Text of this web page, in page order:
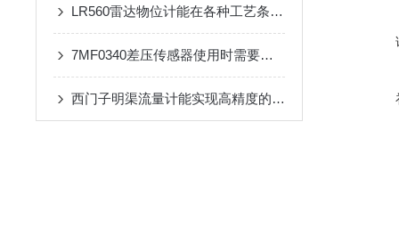
LR560雷达物位计能在各种工艺条件下提供准确测量结果
7MF0340差压传感器使用时需要注意的事项
西门子明渠流量计能实现高精度的液位测量